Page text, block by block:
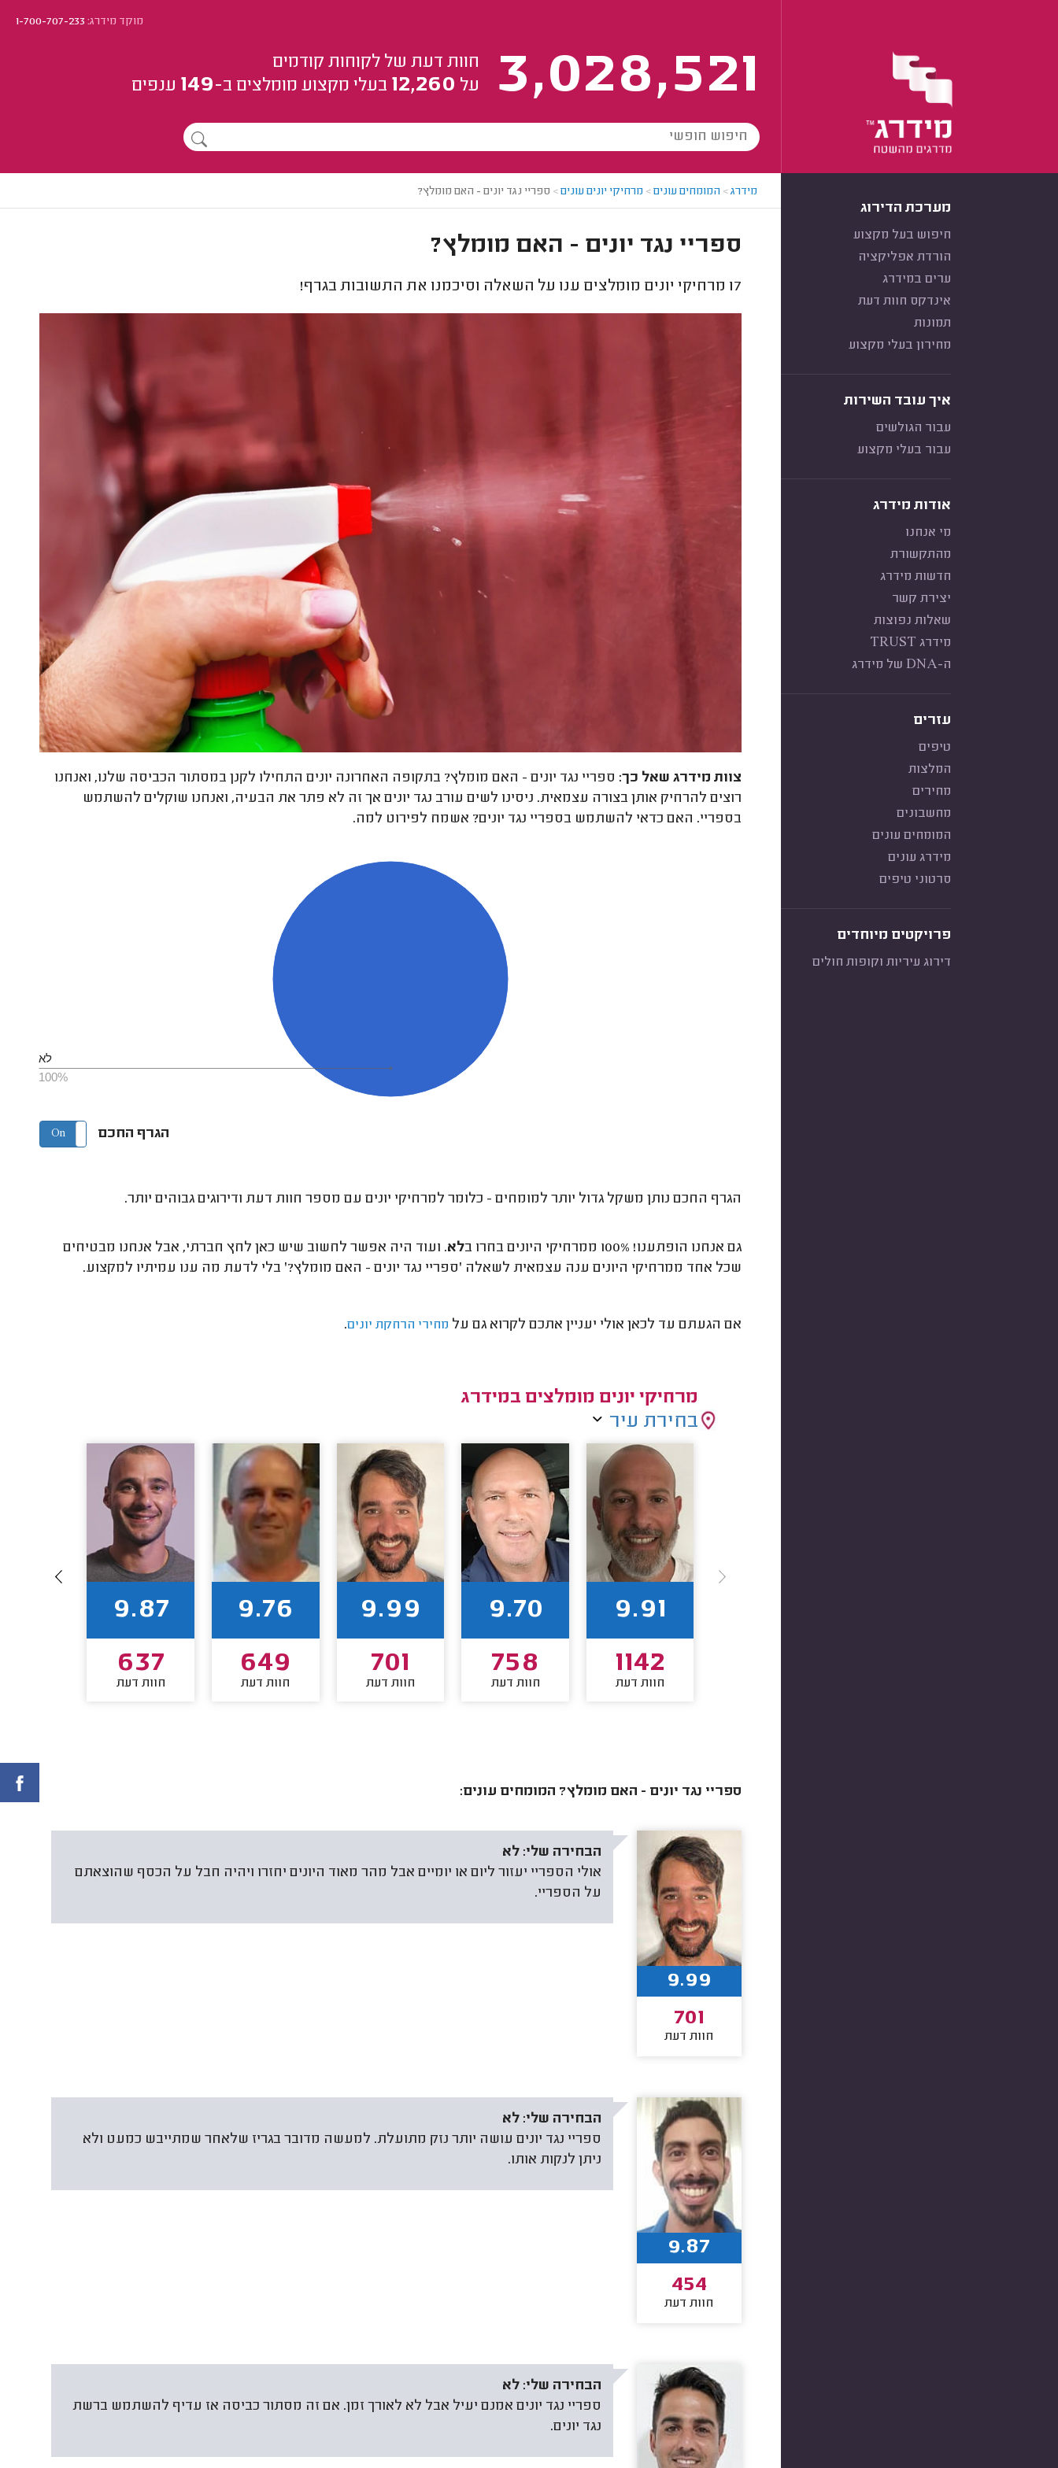
מוקד מידרג:1-700-707-233
3,028,521
חוות דעת של לקוחות קודמים
על 12,260 בעלי מקצוע מומלצים ב-149 ענפים
מערכת הדירוג
חיפוש בעל מקצוע
הורדת אפליקציה
ערים במידרג
אינדקס חוות דעת
תמונות
מחירון בעלי מקצוע
איך עובד השירות
עבור הגולשים
עבור בעלי מקצוע
אודות מידרג
מי אנחנו
מהתקשורת
חדשות מידרג
יצירת קשר
שאלות נפוצות
מידרג TRUST
ה-DNA של מידרג
עזרים
טיפים
המלצות
מחירים
מחשבונים
המומחים עונים
מידרג עונים
סרטוני טיפים
פרויקטים מיוחדים
דירוג עיריות וקופות חולים
מידרג> המומחים עונים> מרחיקי יונים עונים> ספריי נגד יונים - האם מומלץ?
ספריי נגד יונים - האם מומלץ?
17 מרחיקי יונים מומלצים ענו על השאלה וסיכמנו את התשובות בגרף!
צוות מידרג שאל כך: ספריי נגד יונים - האם מומלץ? בתקופה האחרונה יונים התחילו לקנן במסתור הכביסה שלנו, ואנחנו
רוצים להרחיק אותן בצורה עצמאית. ניסינו לשים עורב נגד יונים אך זה לא פתר את הבעיה, ואנחנו שוקלים להשתמש
בספריי. האם כדאי להשתמש בספריי נגד יונים? אשמח לפירוט למה.
לא
100%
הגרף החכם On Off
הגרף החכם נותן משקל גדול יותר למומחים - כלומר למרחיקי יונים עם מספר חוות דעת ודירוגים גבוהים יותר.
גם אנחנו הופתענו! 100% ממרחיקי היונים בחרו ב לא. ועוד היה אפשר לחשוב שיש כאן לחץ חברתי, אבל אנחנו מבטיחים
שכל אחד ממרחיקי היונים ענה עצמאית לשאלה 'ספריי נגד יונים - האם מומלץ?' בלי לדעת מה ענו עמיתיו למקצוע.
אם הגעתם עד לכאן אולי יעניין אתכם לקרוא גם על מחירי הרחקת יונים.
מרחיקי יונים מומלצים במידרג
בחירת עיר
9.91
1142
חוות דעת
9.70
758
חוות דעת
9.99
701
חוות דעת
9.76
649
חוות דעת
9.87
637
חוות דעת
ספריי נגד יונים - האם מומלץ? המומחים עונים:
הבחירה שלי:לא
אולי הספריי יעזור ליום או יומיים אבל מהר מאוד היונים יחזרו ויהיה חבל על הכסף שהוצאתם
על הספריי.
9.99
701
חוות דעת
הבחירה שלי:לא
ספריי נגד יונים עושה יותר נזק מתועלת. למעשה מדובר בגריז שלאחר שמתייבש כמעט ולא
ניתן לנקות אותו.
9.87
454
חוות דעת
הבחירה שלי:לא
ספריי נגד יונים אמנם יעיל אבל לא לאורך זמן. אם זה מסתור כביסה אז עדיף להשתמש ברשת
נגד יונים.